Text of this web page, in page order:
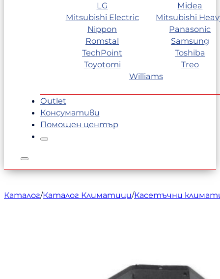
LG
Midea
Mitsubishi Electric
Mitsubishi
Nippon
Panasonic
Romstal
Samsung
TechPoint
Toshiba
Toyotomi
Treo
Williams
Outlet
Консумативи
Помощен център
Каталог/Каталог Климатици/Касетъчни